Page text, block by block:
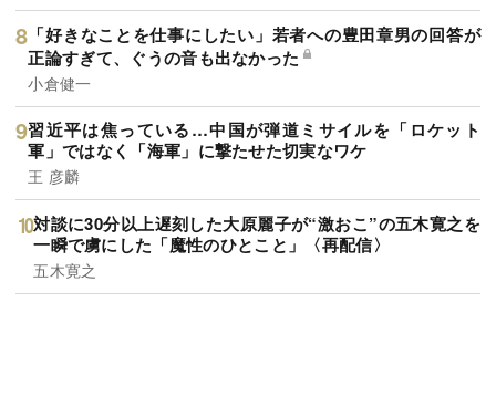
「好きなことを仕事にしたい」若者への豊田章男の回答が
正論すぎて、ぐうの音も出なかった
小倉健一
習近平は焦っている…中国が弾道ミサイルを「ロケット
軍」ではなく「海軍」に撃たせた切実なワケ
王 彦麟
対談に30分以上遅刻した大原麗子が“激おこ”の五木寛之を
一瞬で虜にした「魔性のひとこと」〈再配信〉
五木寛之